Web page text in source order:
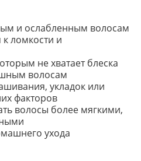
и ослабленным волосам
ломкости и
не хватает блеска
волосам
укладок или
факторов
волосы более мягкими,
ухода